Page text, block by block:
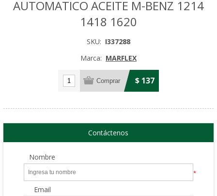
AUTOMATICO ACEITE M-BENZ 1214
1418 1620
SKU: I337288
Marca: MARFLEX
$ 137
Contáctenos
Nombre
*
Email